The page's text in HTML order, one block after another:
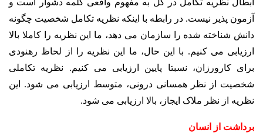
ابطال نظریه تکامل در کل به مفهوم واقعی کلمه دشوار است و
آزمون پذیر نیست. در رابطه با اینکه نظریه تکامل شخصیت چگونه
دانش شناخته شده را سازمان می دهد، ما این نظریه را کاملا بالا
ارزیابی می کنیم. با این حال، ما این نظریه را از لحاظ رهنودی
برای کارورزان، نسبتا پایین ارزیابی می کنیم. نظریه تکاملی
شخصیت از نظر همسانی درونی، متوسط ارزیابی می شود. این
نظریه از نظر ملاک ایجاز، بالا ارزیابی می شود.
برداشت از انسان